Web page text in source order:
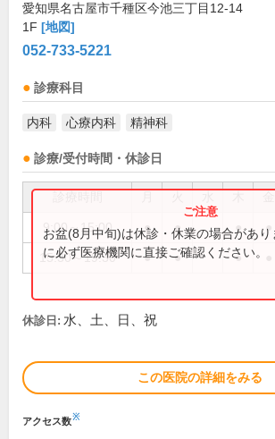
愛知県名古屋市千種区今池三丁目12-14
1F [地図]
052-733-5221
診療科目
内科 心療内科 精神科
診療/受付時間・休診日
9:00～15:00 ● ● ● ●
15:30～19:30 ● ● ●
お盆(8月中旬)は休診・休業の場合があ
に必ず医療機関に直接ご確認ください。
休診日: 水、土、日、祝
この医院の詳細をみる
アクセス数※